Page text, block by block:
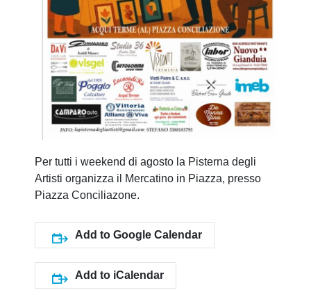
Per tutti i weekend di agosto la Pisterna degli
Artisti organizza il Mercatino in Piazza, presso
Piazza Conciliazone.
Add to Google Calendar
Add to iCalendar